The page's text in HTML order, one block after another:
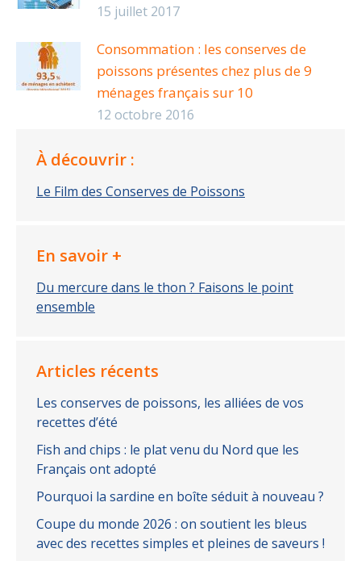
15 juillet 2017
Consommation : les conserves de
poissons présentes chez plus de 9
ménages français sur 10
12 octobre 2016
À découvrir :
Le Film des Conserves de Poissons
En savoir +
Du mercure dans le thon ? Faisons le point
ensemble
Articles récents
Les conserves de poissons, les alliées de vos
recettes d’été
Fish and chips : le plat venu du Nord que les
Français ont adopté
Pourquoi la sardine en boîte séduit à nouveau ?
Coupe du monde 2026 : on soutient les bleus
avec des recettes simples et pleines de saveurs !